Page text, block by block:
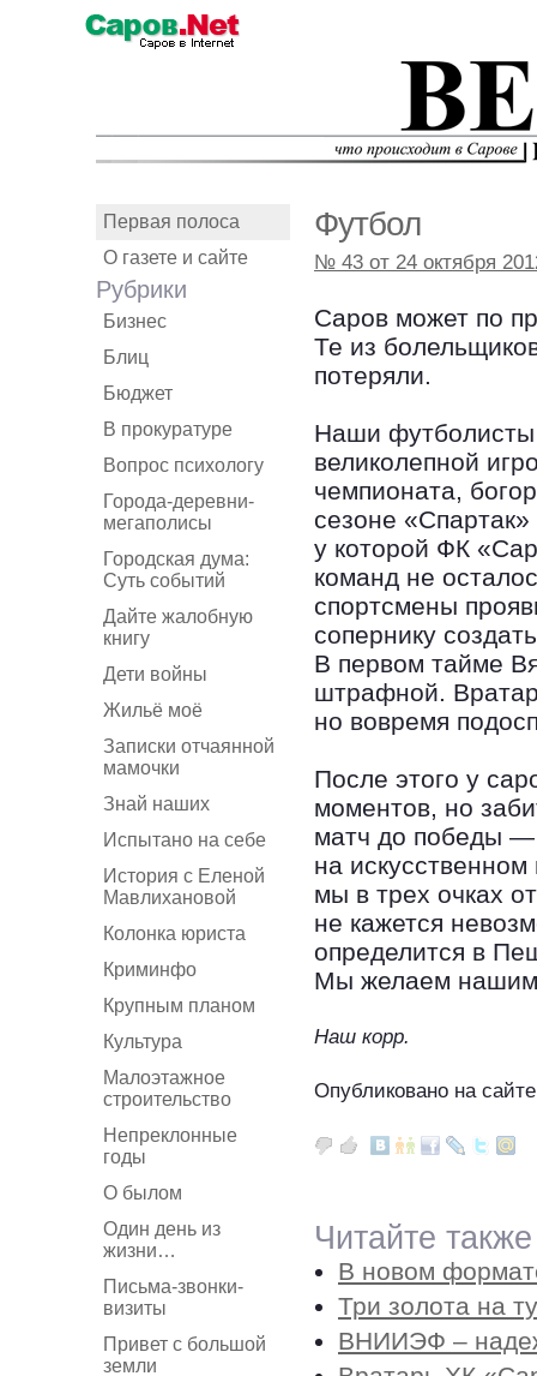
Первая полоса
О газете и сайте
Рубрики
Бизнес
Блиц
Бюджет
В прокуратуре
Вопрос психологу
Города-деревни-
мегаполисы
Городская дума:
Суть событий
Дайте жалобную
книгу
Дети войны
Жильё моё
Записки отчаянной
мамочки
Знай наших
Испытано на себе
История с Еленой
Мавлихановой
Колонка юриста
Криминфо
Крупным планом
Культура
Малоэтажное
строительство
Непреклонные
годы
О былом
Один день из
жизни…
Письма-звонки-
визиты
Привет с большой
земли
Футбол
№ 43 от 24 октября
Саров может по
Те из
потеряли.
Наши футболисты
великолепной
чемпионата,
сезоне
у которой ФК
команд не
спортсмены
сопернику
В первом тайме
штрафной.
но вовремя
После этого у
моментов, но
матч до победы
на
мы в трех очках
не кажется
определится в
Мы желаем нашим
Наш корр.
Опубликовано на
Читайте
В новом
Три золота на
ВНИИЭФ –